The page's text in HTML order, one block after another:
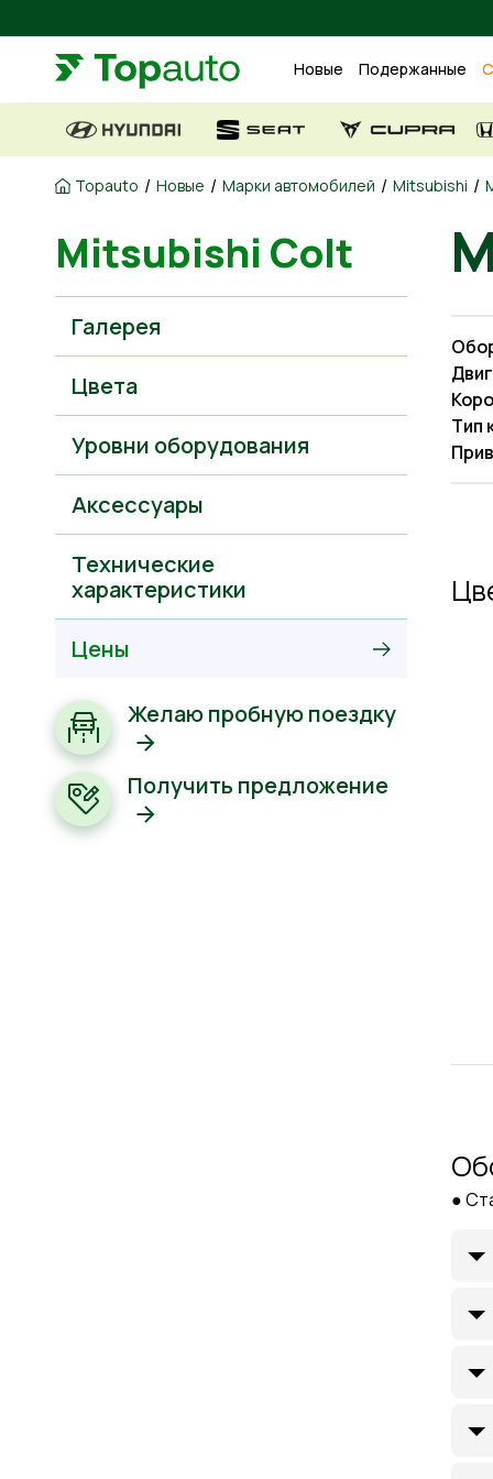
Новые Подержанные
Topauto / Новые / Марки автомобилей / Mitsubishi /
Mitsubishi Colt
Галерея
Цвета
Уровни оборудования
Аксессуары
Технические
характеристики
Цены
Желаю пробную поездку
Получить предложение
Тип
●